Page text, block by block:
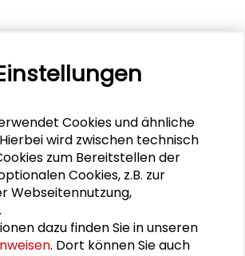
Preisverleihung
Prof. Dr. Dr. hc. Angelika Nußberger
Prof. Dr. Peter Haslinger
Cookies und ähnliche
wird zwischen technisch
zum Bereitstellen der
Cookies, z.B. zur
Webseitennutzung,
dazu finden Sie in unseren
. Dort können Sie auch